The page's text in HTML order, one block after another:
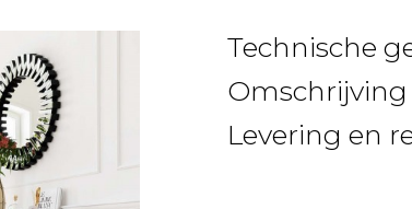
Technische
Omschrijving
Levering en